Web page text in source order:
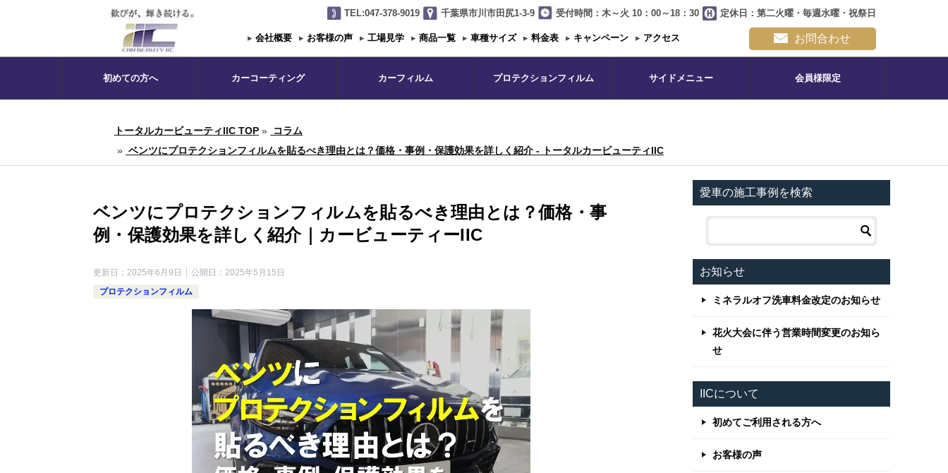
TEL:047-378-9019 千葉県市川市田尻1-3-9 受付時間：木～火 10：00～18：30 定休日：第二火曜・毎週水曜・祝祭日
▸ 会社概要 ▸ お客様の声 ▸ 工場見学 ▸ 商品一覧 ▸ 車種サイズ ▸ 料金表 ▸ キャンペーン ▸ アクセス お問合わせ
初めての方へ カーコーティング カーフィルム プロテクションフィルム サイドメニュー 会員様限定
トータルカービューティIIC TOP »
コラム
» ベンツにプロテクションフィルムを貼るべき理由とは？価格・事例・保護効果を詳しく紹介 - トータルカービューティIIC
ベンツにプロテクションフィルムを貼るべき理由とは？価格・事
例・保護効果を詳しく紹介｜カービューティーIIC
更新日： 2025年6月9日 公開日： 2025年5月15日
プロテクションフィルム
愛車の施工事例を検索
お知らせ
ミネラルオフ洗車料金改定のお知らせ
花火大会に伴う営業時間変更のお知ら
せ
IICについて
初めてご利用される方へ
お客様の声